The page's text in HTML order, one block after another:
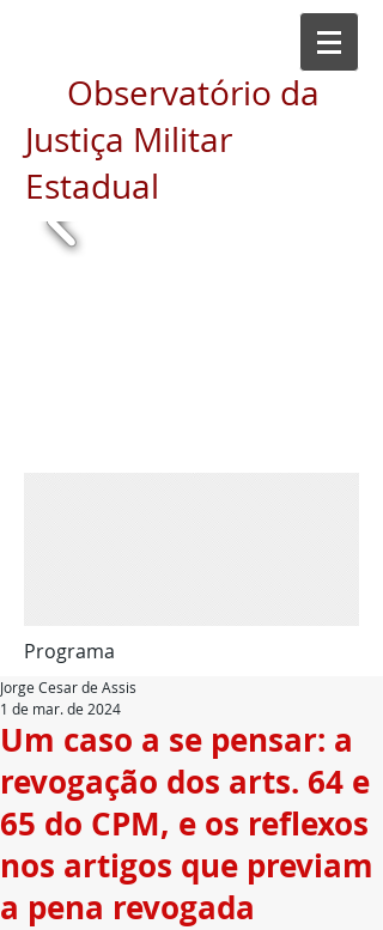
Observatório da
Justiça Militar
Estadual
Programa
Um caso a se pensar: a
revogação dos arts. 64 e
65 do CPM, e os reflexos
nos artigos que previam
a pena revogada
Jorge Cesar de Assis
1 de mar. de 2024